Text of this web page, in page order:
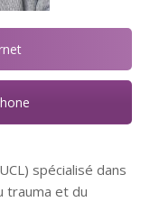
spécialisé dans
trauma et du